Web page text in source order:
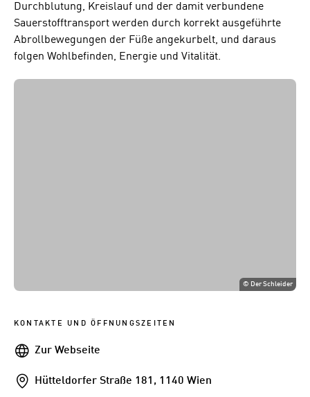
Durchblutung, Kreislauf und der damit verbundene
Sauerstofftransport werden durch korrekt ausgeführte
Abrollbewegungen der Füße angekurbelt, und daraus
folgen Wohlbefinden, Energie und Vitalität.
© Der Schleider
KONTAKTE UND ÖFFNUNGSZEITEN
WebseiteZur Webseite
AddresseHütteldorfer Straße 181, 1140 Wien